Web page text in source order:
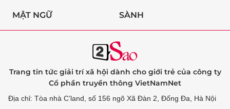
MẬT NGỮ SÀNH
Trang tin tức giải trí xã hội dành cho giới trẻ của công ty
Cổ phần truyền thông VietNamNet
Địa chỉ: Tòa nhà C’land, số 156 ngõ Xã Đàn 2, Đống Đa, Hà Nội